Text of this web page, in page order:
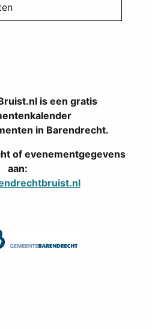
is een gratis
in Barendrecht.
of evenementgegevens
aan: